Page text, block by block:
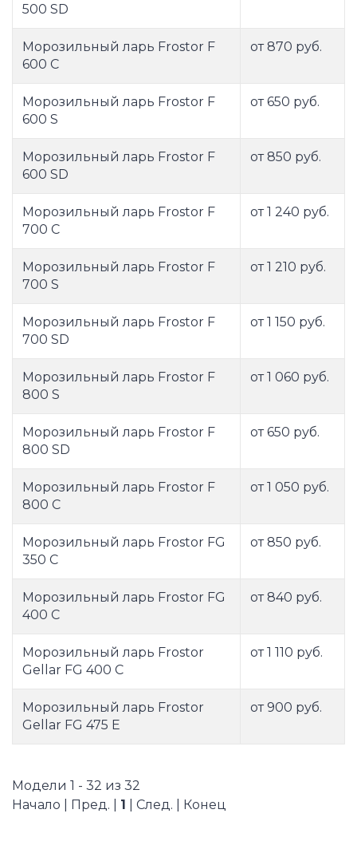
500 SD
Морозильный ларь Frostor F
600 C
от 870 руб.
Морозильный ларь Frostor F
600 S
от 650 руб.
Морозильный ларь Frostor F
600 SD
от 850 руб.
Морозильный ларь Frostor F
700 C
от 1 240 руб.
Морозильный ларь Frostor F
700 S
от 1 210 руб.
Морозильный ларь Frostor F
700 SD
от 1 150 руб.
Морозильный ларь Frostor F
800 S
от 1 060 руб.
Морозильный ларь Frostor F
800 SD
от 650 руб.
Морозильный ларь Frostor F
800 С
от 1 050 руб.
Морозильный ларь Frostor FG
350 C
от 850 руб.
Морозильный ларь Frostor FG
400 C
от 840 руб.
Морозильный ларь Frostor
Gellar FG 400 C
от 1 110 руб.
Морозильный ларь Frostor
Gellar FG 475 E
от 900 руб.
Модели 1 - 32 из 32
Начало | Пред. | 1 | След. | Конец